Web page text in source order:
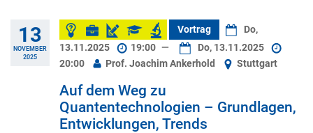
13
NOVEMBER
2025
Vortrag
Do,
13.11.2025
19:00 —
Do, 13.11.2025
20:00
Prof. Joachim Ankerhold Stuttgart
Auf dem Weg zu
Quantentechnologien – Grundlagen,
Entwicklungen, Trends